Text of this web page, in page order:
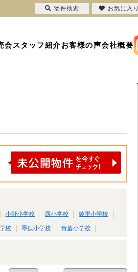
会スタッフ紹介お客様の声会社概要
小野小学校 西小学校 綾里小学校
校 墨俣小学校 青墓小学校
物件検索 お気に入り